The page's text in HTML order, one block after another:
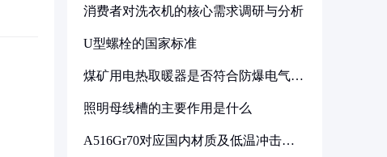
消费者对洗衣机的核心需求调研与分析
U型螺栓的国家标准
煤矿用电热取暖器是否符合防爆电气设
照明母线槽的主要作用是什么
A516Gr70对应国内材质及低温冲击要